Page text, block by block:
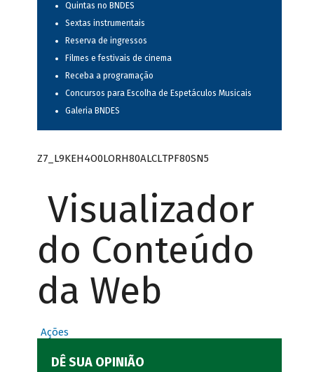
Quintas no BNDES
Sextas instrumentais
Reserva de ingressos
Filmes e festivais de cinema
Receba a programação
Concursos para Escolha de Espetáculos Musicais
Galeria BNDES
Z7_L9KEH4O0LORH80ALCLTPF80SN5
Visualizador
do Conteúdo
da Web
Ações
DÊ SUA OPINIÃO